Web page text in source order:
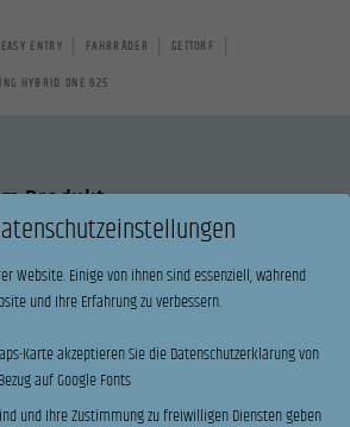
EASY ENTRY FAHRRÄDER GETTORF
HYBRID ONE 625
Produkt
für das Cube | Touring Hybrid ONE
uns eine Anfrage über das folgende
an.
Website. Einige von ihnen sind essenziell, während
und Ihre Erfahrung zu verbessern.
Karte akzeptieren Sie die Datenschutzerklärung von
auf Google Fonts
und Ihre Zustimmung zu freiwilligen Diensten geben